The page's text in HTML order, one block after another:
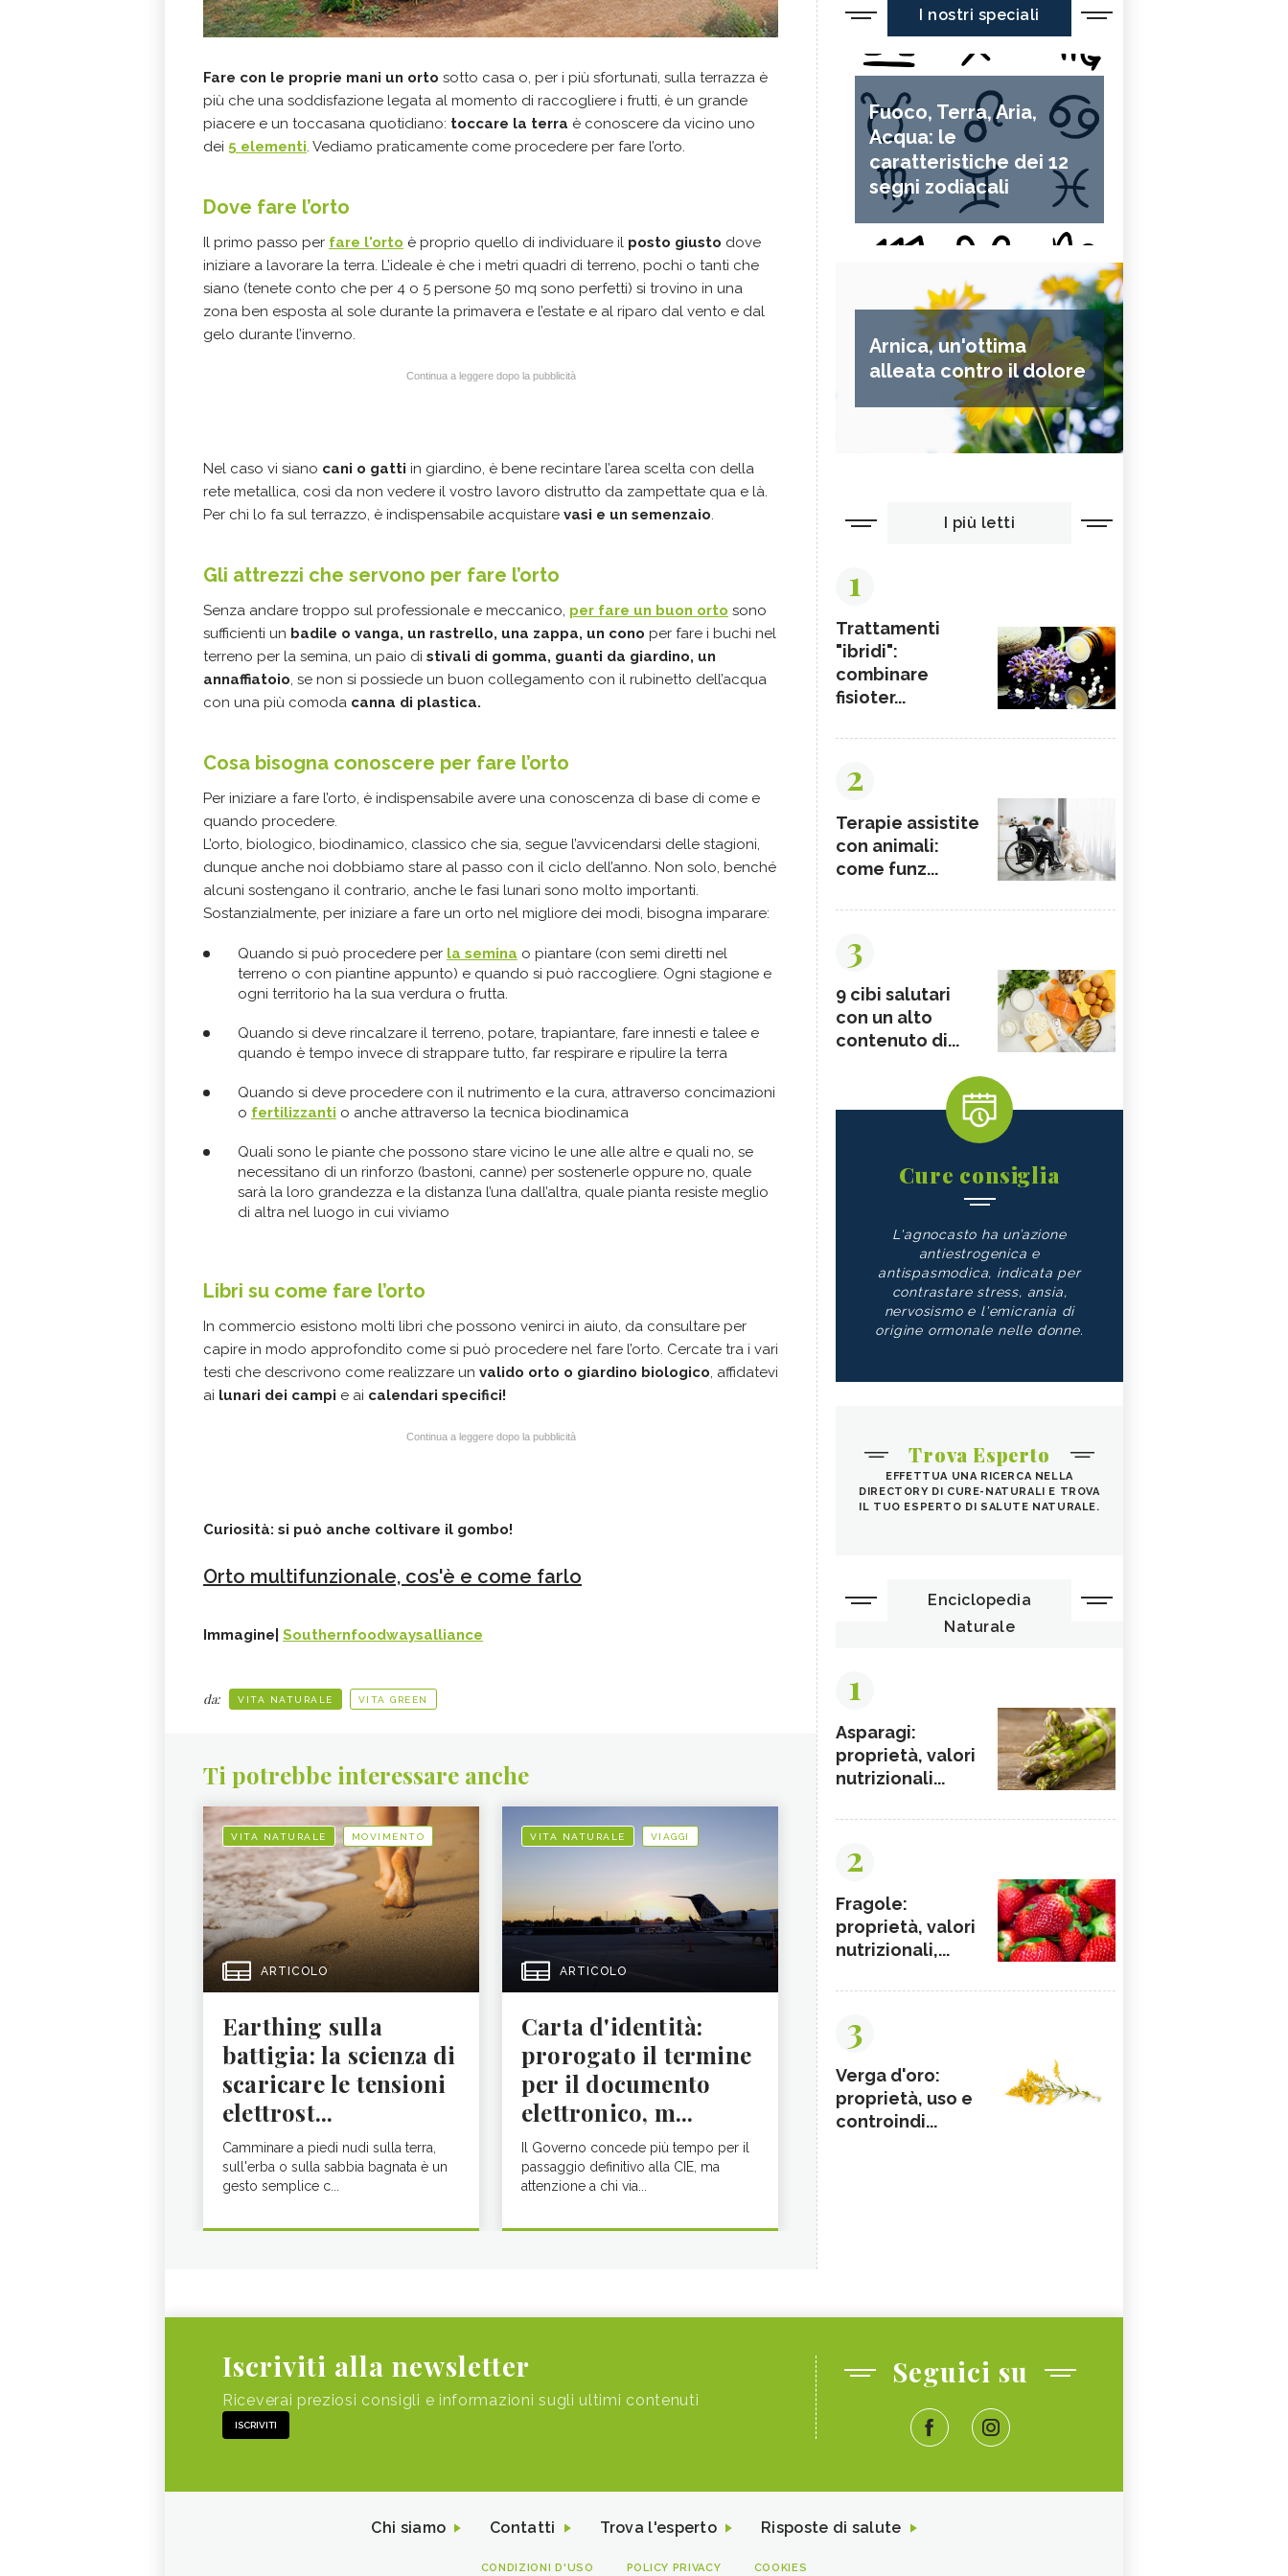
Fare con le proprie mani un orto sotto casa o, per i più sfortunati, sulla terrazza è
più che una soddisfazione legata al momento di raccogliere i frutti, è un grande
piacere e un toccasana quotidiano: toccare la terra è conoscere da vicino uno
dei 5 elementi. Vediamo praticamente come procedere per fare l’orto.
Dove fare l’orto
Il primo passo per fare l'orto è proprio quello di individuare il posto giusto dove
iniziare a lavorare la terra. L’ideale è che i metri quadri di terreno, pochi o tanti che
siano (tenete conto che per 4 o 5 persone 50 mq sono perfetti) si trovino in una
zona ben esposta al sole durante la primavera e l’estate e al riparo dal vento e dal
gelo durante l’inverno.
Continua a leggere dopo la pubblicità
Nel caso vi siano cani o gatti in giardino, è bene recintare l’area scelta con della
rete metallica, così da non vedere il vostro lavoro distrutto da zampettate qua e là.
Per chi lo fa sul terrazzo, è indispensabile acquistare vasi e un semenzaio.
Gli attrezzi che servono per fare l’orto
Senza andare troppo sul professionale e meccanico, per fare un buon orto sono
sufficienti un badile o vanga, un rastrello, una zappa, un cono per fare i buchi nel
terreno per la semina, un paio di stivali di gomma, guanti da giardino, un
annaffiatoio, se non si possiede un buon collegamento con il rubinetto dell’acqua
con una più comoda canna di plastica.
Cosa bisogna conoscere per fare l’orto
Per iniziare a fare l’orto, è indispensabile avere una conoscenza di base di come e
quando procedere.
L’orto, biologico, biodinamico, classico che sia, segue l’avvicendarsi delle stagioni,
dunque anche noi dobbiamo stare al passo con il ciclo dell’anno. Non solo, benché
alcuni sostengano il contrario, anche le fasi lunari sono molto importanti.
Sostanzialmente, per iniziare a fare un orto nel migliore dei modi, bisogna imparare:
Quando si può procedere per la semina o piantare (con semi diretti nel
terreno o con piantine appunto) e quando si può raccogliere. Ogni stagione e
ogni territorio ha la sua verdura o frutta.
Quando si deve rincalzare il terreno, potare, trapiantare, fare innesti e talee e
quando è tempo invece di strappare tutto, far respirare e ripulire la terra
Quando si deve procedere con il nutrimento e la cura, attraverso concimazioni
o fertilizzanti o anche attraverso la tecnica biodinamica
Quali sono le piante che possono stare vicino le une alle altre e quali no, se
necessitano di un rinforzo (bastoni, canne) per sostenerle oppure no, quale
sarà la loro grandezza e la distanza l’una dall’altra, quale pianta resiste meglio
di altra nel luogo in cui viviamo
Libri su come fare l’orto
In commercio esistono molti libri che possono venirci in aiuto, da consultare per
capire in modo approfondito come si può procedere nel fare l’orto. Cercate tra i vari
testi che descrivono come realizzare un valido orto o giardino biologico, affidatevi
ai lunari dei campi e ai calendari specifici!
Continua a leggere dopo la pubblicità
Curiosità: si può anche coltivare il gombo!
Orto multifunzionale, cos'è e come farlo
Immagine| Southernfoodwaysalliance
da: VITA NATURALE VITA GREEN
Ti potrebbe interessare anche
VITA NATURALE MOVIMENTO
ARTICOLO
Earthing sulla
battigia: la scienza di
scaricare le tensioni
elettrost...
Camminare a piedi nudi sulla terra,
sull'erba o sulla sabbia bagnata è un
gesto semplice c...
VITA NATURALE VIAGGI
ARTICOLO
Carta d'identità:
prorogato il termine
per il documento
elettronico, m...
Il Governo concede più tempo per il
passaggio definitivo alla CIE, ma
attenzione a chi via...
I nostri speciali
Fuoco, Terra, Aria,
Acqua: le
caratteristiche dei 12
segni zodiacali
Arnica, un'ottima
alleata contro il dolore
I più letti
1
Trattamenti
"ibridi":
combinare
fisioter...
2
Terapie assistite
con animali:
come funz...
3
9 cibi salutari
con un alto
contenuto di...
Cure consiglia
L'agnocasto ha un’azione
antiestrogenica e
antispasmodica, indicata per
contrastare stress, ansia,
nervosismo e l'emicrania di
origine ormonale nelle donne.
Trova Esperto
EFFETTUA UNA RICERCA NELLA
DIRECTORY DI CURE-NATURALI E TROVA
IL TUO ESPERTO DI SALUTE NATURALE.
Enciclopedia
Naturale
1
Asparagi:
proprietà, valori
nutrizionali...
2
Fragole:
proprietà, valori
nutrizionali,...
3
Verga d'oro:
proprietà, uso e
controindi...
Iscriviti alla newsletter
Riceverai preziosi consigli e informazioni sugli ultimi contenuti
ISCRIVITI
Seguici su
Chi siamo Contatti Trova l'esperto Risposte di salute
CONDIZIONI D'USO POLICY PRIVACY COOKIES